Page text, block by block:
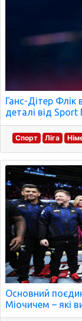
Ганс-Дітер Флік
деталі від Sport
Спорт Ліга
Основний
Міочичем – які